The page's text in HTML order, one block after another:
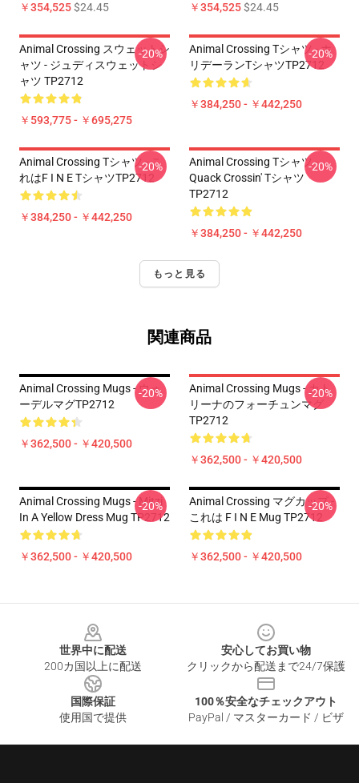
￥354,525$24.45 ￥354,525$24.45
Animal Crossing スウェットシ
ャツ - ジュディスウェットシ
ャツ TP2712
￥593,775 - ￥695,275
-20%
Animal Crossing Tシャツ - ホ
リデーランTシャツTP2712
￥384,250 - ￥442,250
-20%
Animal Crossing Tシャツ - こ
れはf I N E TシャツTP2712
￥384,250 - ￥442,250
-20%
Animal Crossing Tシャツ -
Quack Crossin' Tシャツ
TP2712
￥384,250 - ￥442,250
-20%
もっと見る
関連商品
Animal Crossing Mugs - ウォ
ーデルマグTP2712
￥362,500 - ￥420,500
-20%
Animal Crossing Mugs - カト
リーナのフォーチュンマグ
TP2712
￥362,500 - ￥420,500
-20%
Animal Crossing Mugs - Mitzi
In A Yellow Dress Mug TP2712
￥362,500 - ￥420,500
-20%
Animal Crossing マグカップ -
これは F I N E Mug TP2712
￥362,500 - ￥420,500
-20%
世界中に配送
200カ国以上に配送
安心してお買い物
クリックから配送まで24/7保護
国際保証
使用国で提供
100％安全なチェックアウト
PayPal / マスターカード / ビザ